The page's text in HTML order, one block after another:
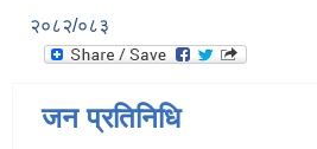
२०८२/०८३
जन प्रतिनिधि